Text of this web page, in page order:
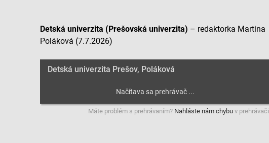
Detská univerzita (Prešovská univerzita) – redaktorka Martina
Poláková (7.7.2026)
Detská univerzita Prešov, Poláková
Máte problém s prehrávaním? Nahláste nám chybu v